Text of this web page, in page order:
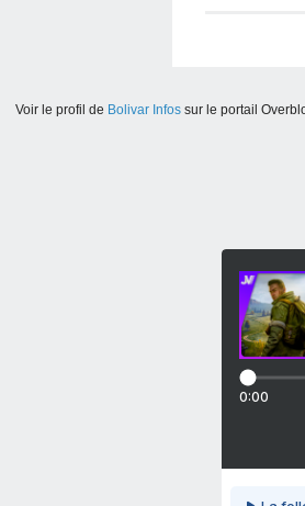
Voir le profil de Bolivar Infossur le portail
0:00